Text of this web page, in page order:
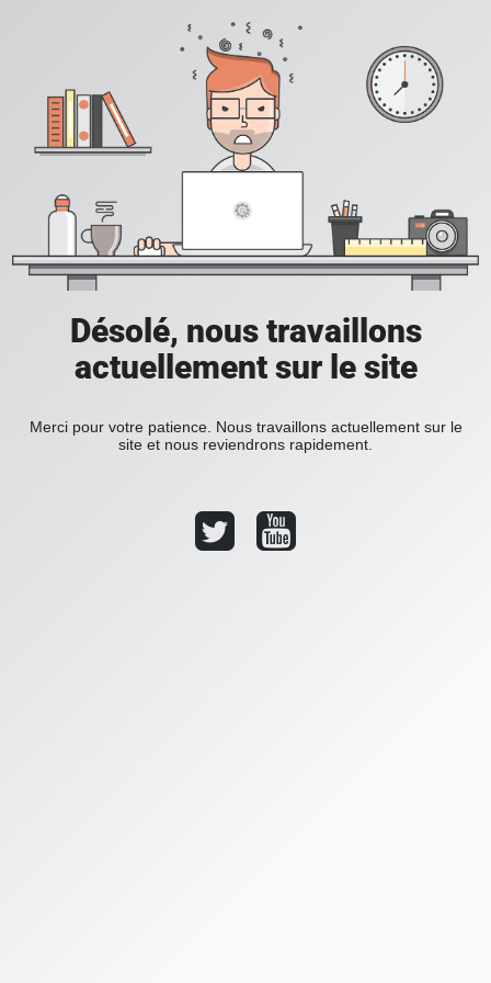
Désolé, nous travaillons
actuellement sur le site
Merci pour votre patience. Nous travaillons actuellement sur le
site et nous reviendrons rapidement.